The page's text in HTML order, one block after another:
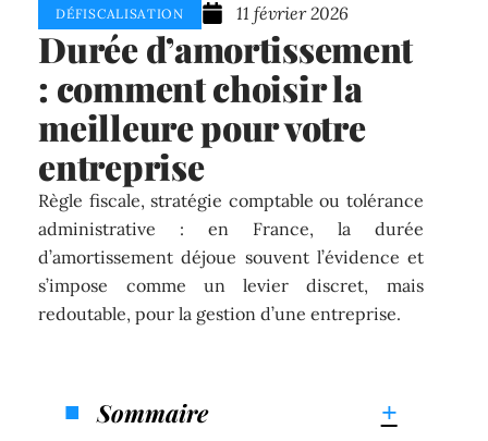
DÉFISCALISATION 11 février 2026
Durée d’amortissement
: comment choisir la
meilleure pour votre
entreprise
Règle fiscale, stratégie comptable ou tolérance
administrative : en France, la durée
d’amortissement déjoue souvent l’évidence et
s’impose comme un levier discret, mais
redoutable, pour la gestion d’une entreprise.
Sommaire